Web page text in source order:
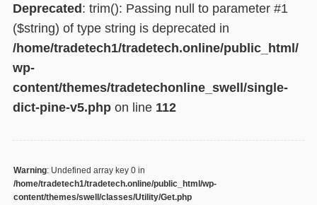
Deprecated : trim(): Passing null to parameter #1
($string) of type string is deprecated in
/home/tradetech1/tradetech.online/public_html/
wp-
content/themes/tradetechonline_swell/single-
dict-pine-v5.phpon line 112
Warning: Undefined array key 0 in
/home/tradetech1/tradetech.online/public_html/wp-
content/themes/swell/classes/Utility/Get.php